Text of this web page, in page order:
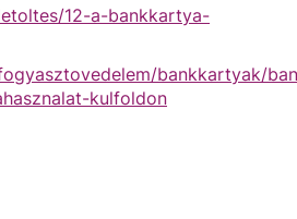
12-a-bankkartya-
bankkartyak/
kulfoldon